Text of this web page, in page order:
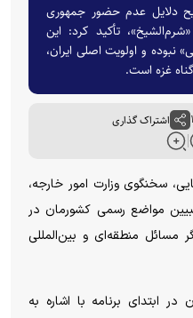
دلایل عدم حضور جمهوری
تأكید كرد: این
نبوده و اولویت اصلی ایران،
غزه است.
اشتراک گذاری
سخنگوی وزارت امور خارجه،
مواضع رسمی کشورمان در
مسائل منطقه‌ای و بین‌المللی
ابتدای برنامه با اشاره به